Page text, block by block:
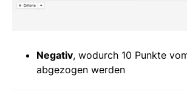
Negativ, wodurch 10 Punkte
abgezogen werden